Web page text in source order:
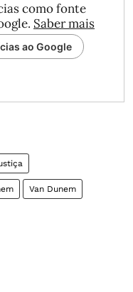
como fonte
Saber mais
ao Google
Van Dunem